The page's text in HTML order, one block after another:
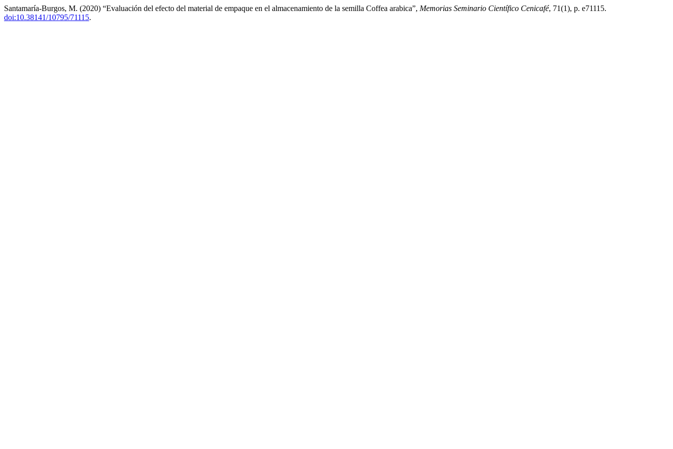
Santamaría-Burgos, M. (2020) “Evaluación del efecto del material de empaque en el almacenamiento de la semilla Coffea arabica”, Memorias Seminario Científico Cenicafé, 71(1), p. e71115.
doi:10.38141/10795/71115.